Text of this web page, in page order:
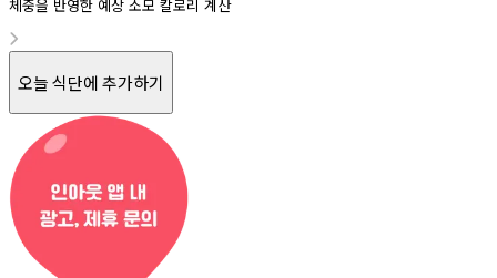
체중을 반영한 예상 소모 칼로리 계산
오늘 식단에 추가하기